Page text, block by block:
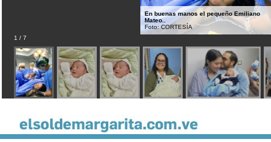
En buenas manos el pequeño Emiliano
Mateo..
Foto: CORTESÍA
1 / 7